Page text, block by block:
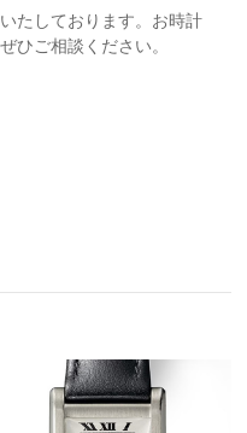
たしております。お時計
ひご相談ください。